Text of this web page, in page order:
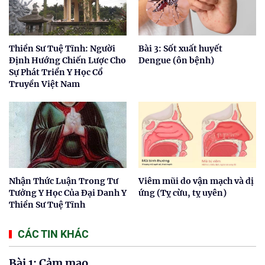
Thiền Sư Tuệ Tĩnh: Người
Định Hướng Chiến Lược Cho
Sự Phát Triển Y Học Cổ
Truyền Việt Nam
Bài 3: Sốt xuất huyết
Dengue (ôn bệnh)
Nhận Thức Luận Trong Tư
Tưởng Y Học Của Đại Danh Y
Thiền Sư Tuệ Tĩnh
Viêm mũi do vận mạch và dị
ứng (Tỵ cừu, tỵ uyên)
CÁC TIN KHÁC